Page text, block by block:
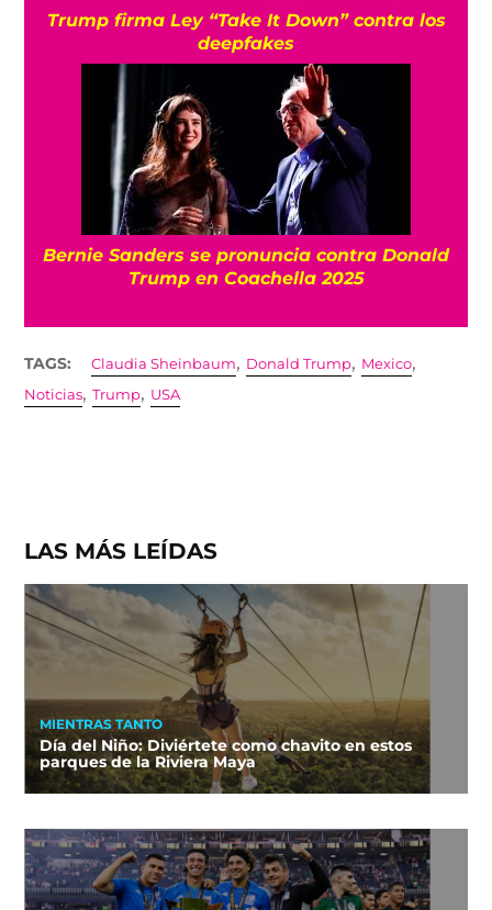
Trump firma Ley “Take It Down” contra los
deepfakes
Bernie Sanders se pronuncia contra Donald
Trump en Coachella 2025
TAGS: Claudia Sheinbaum, Donald Trump, Mexico,
Noticias,Trump, USA
LAS MÁS LEÍDAS
MIENTRAS TANTO
Día del Niño: Diviértete como chavito en estos
parques de la Riviera Maya